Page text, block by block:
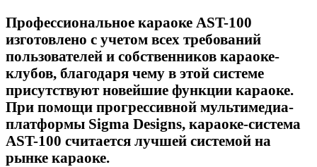
Профессиональное караоке AST-100
изготовлено с учетом всех требований
пользователей и собственников караоке-
клубов, благодаря чему в этой системе
присутствуют новейшие функции караоке.
При помощи прогрессивной мультимедиа-
платформы Sigma Designs, караоке-система
AST-100 считается лучшей системой на
рынке караоке.